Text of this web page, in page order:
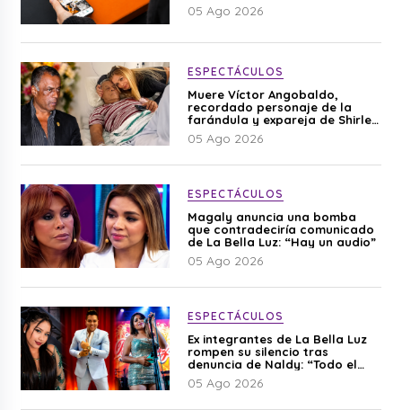
05 Ago 2026
ESPECTÁCULOS
Muere Víctor Angobaldo,
recordado personaje de la
farándula y expareja de Shirley
Cherres
05 Ago 2026
ESPECTÁCULOS
Magaly anuncia una bomba
que contradeciría comunicado
de La Bella Luz: “Hay un audio”
05 Ago 2026
ESPECTÁCULOS
Ex integrantes de La Bella Luz
rompen su silencio tras
denuncia de Naldy: “Todo el
mundo lo sabía”
05 Ago 2026